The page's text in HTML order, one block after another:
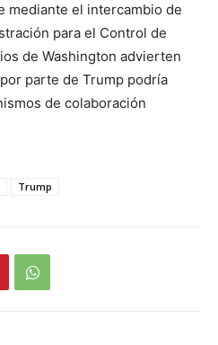
el intercambio de
para el Control de
de Washington advierten
parte de Trump podría
de colaboración
Trump